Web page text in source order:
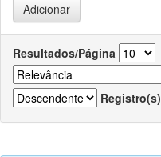
Resultados/Página
Registro(s)